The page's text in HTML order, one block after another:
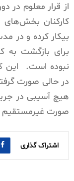
کارکنان بخش‌های
بیکار کرده و در
برای بازگشت به
نبوده است. این
در حالی صورت
هیچ آسیبی در
صورت
اشتراک گذاری